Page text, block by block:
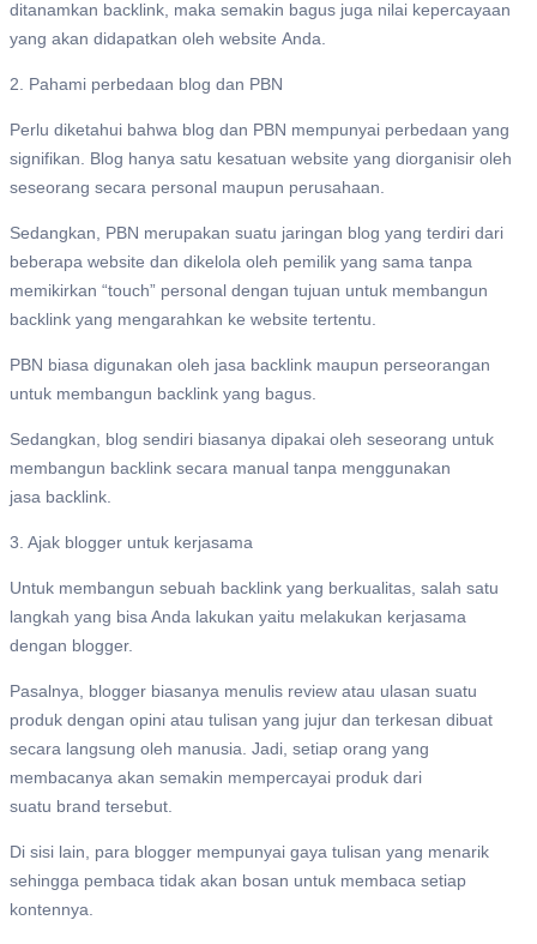
ditanamkan backlink, maka semakin bagus juga nilai kepercayaan
yang akan didapatkan oleh website Anda.
2. Pahami perbedaan blog dan PBN
Perlu diketahui bahwa blog dan PBN mempunyai perbedaan yang
signifikan. Blog hanya satu kesatuan website yang diorganisir oleh
seseorang secara personal maupun perusahaan.
Sedangkan, PBN merupakan suatu jaringan blog yang terdiri dari
beberapa website dan dikelola oleh pemilik yang sama tanpa
memikirkan “touch” personal dengan tujuan untuk membangun
backlink yang mengarahkan ke website tertentu.
PBN biasa digunakan oleh jasa backlink maupun perseorangan
untuk membangun backlink yang bagus.
Sedangkan, blog sendiri biasanya dipakai oleh seseorang untuk
membangun backlink secara manual tanpa menggunakan
jasa backlink.
3. Ajak blogger untuk kerjasama
Untuk membangun sebuah backlink yang berkualitas, salah satu
langkah yang bisa Anda lakukan yaitu melakukan kerjasama
dengan blogger.
Pasalnya, blogger biasanya menulis review atau ulasan suatu
produk dengan opini atau tulisan yang jujur dan terkesan dibuat
secara langsung oleh manusia. Jadi, setiap orang yang
membacanya akan semakin mempercayai produk dari
suatu brand tersebut.
Di sisi lain, para blogger mempunyai gaya tulisan yang menarik
sehingga pembaca tidak akan bosan untuk membaca setiap
kontennya.